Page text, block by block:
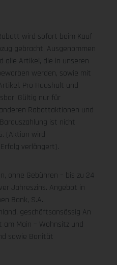
wird sofort beim Kauf
gebracht. Ausgenommen
alle Artikel, die in unseren
werden, sowie mit
Pro Haushalt und
Gültig nur für
Rabattaktionen und
ist nicht
(Aktion wird
verlängert).
ohne Gebühren – bis zu 24
Jahreszins. Angebot in
Bank, S.A.,
geschäftsansässig An
Main – Wohnsitz und
sowie Bonität